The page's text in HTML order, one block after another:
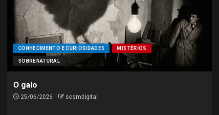
CINEMA FILMES
Spielberg diz que novo filme
sobre alienígenas vai além da
ficção científica
GASTRONOMIA
RECEITAS CULINÁRIAS
receitas para o fim de
CONHECIMENTO E CURIOSIDADES MISTÉRIOS
SOBRENATURAL
O galo
25/06/2026 scsmdigital